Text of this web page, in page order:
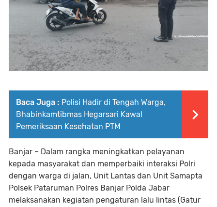
Baca Juga : Polisi Hadir di Tengah Warga,
Bhabinkamtibmas Hegarsari Kawal
Pemeriksaan Kesehatan PTM
Banjar – Dalam rangka meningkatkan pelayanan
kepada masyarakat dan memperbaiki interaksi Polri
dengan warga di jalan, Unit Lantas dan Unit Samapta
Polsek Pataruman Polres Banjar Polda Jabar
melaksanakan kegiatan pengaturan lalu lintas (Gatur